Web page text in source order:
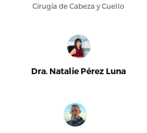
Cirugía de Cabeza y Cuello
Dra. Natalie Pérez Luna